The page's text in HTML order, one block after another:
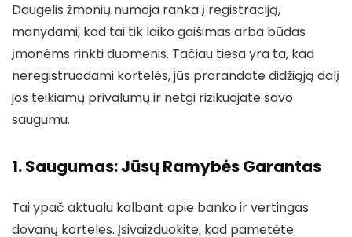
Daugelis žmonių numoja ranka į registraciją,
manydami, kad tai tik laiko gaišimas arba būdas
įmonėms rinkti duomenis. Tačiau tiesa yra ta, kad
neregistruodami kortelės, jūs prarandate didžiąją dalį
jos teikiamų privalumų ir netgi rizikuojate savo
saugumu.
1. Saugumas: Jūsų Ramybės Garantas
Tai ypač aktualu kalbant apie banko ir vertingas
dovanų korteles. Įsivaizduokite, kad pametėte